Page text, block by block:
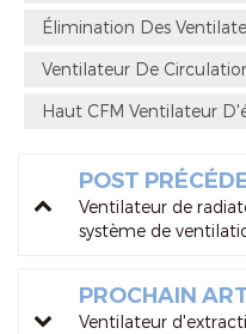
Élimination Des
Ventilateur De
Haut CFM Ventilateur
POST
Ventilateur de
système de
PROCHAIN
Ventilateur